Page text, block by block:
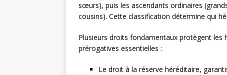
sœurs), puis les ascendants ordinaires
cousins). Cette classification détermine qui
Plusieurs droits fondamentaux protègent les
prérogatives essentielles :
Le droit à la réserve héréditaire,